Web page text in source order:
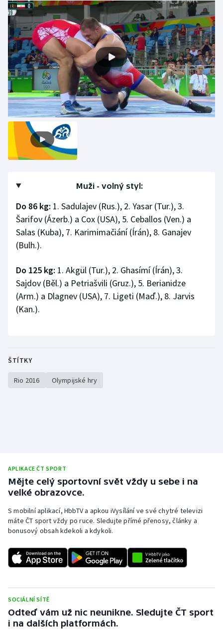
Judo
Krasobruslení
Lezení
Lyže a snowboard
Moderní pětiboj
Motorsport
Olympijské hry
Parasport
Plavání
Plážový volejbal
Rychlobruslení
Rychlostní kanoistika
Stolní tenis
Volejbal
Ostatní
Muži - volný styl:
Do 86 kg: 1. Sadulajev (Rus.), 2. Yasar (Tur.), 3.
Šarifov (Ázerb.) a Cox (USA), 5. Ceballos (Ven.) a
Salas (Kuba), 7. Karimimačiání (Írán), 8. Ganajev
(Bulh.).
Do 125 kg: 1. Akgül (Tur.), 2. Ghasímí (Írán), 3.
Sajdov (Běl.) a Petriašvili (Gruz.), 5. Berianidze
(Arm.) a Dlagnev (USA), 7. Ligeti (Maď.), 8. Jarvis
(Kan.).
ŠTÍTKY
Rio 2016 Olympijské hry
APLIKACE ČT SPORT
Mějte celý sportovní svět vždy u sebe i na
velké obrazovce.
S mobilní aplikací, HbbTV a apkou iVysílání ve své chytré televizi
máte ČT sport vždy po ruce. Sledujte přímé přenosy, články a
bonusový obsah kdekoli a kdykoli.
SOCIÁLNÍ SÍTĚ
Odteď vám už nic neunikne. Sledujte ČT sport
i na dalších platformách.